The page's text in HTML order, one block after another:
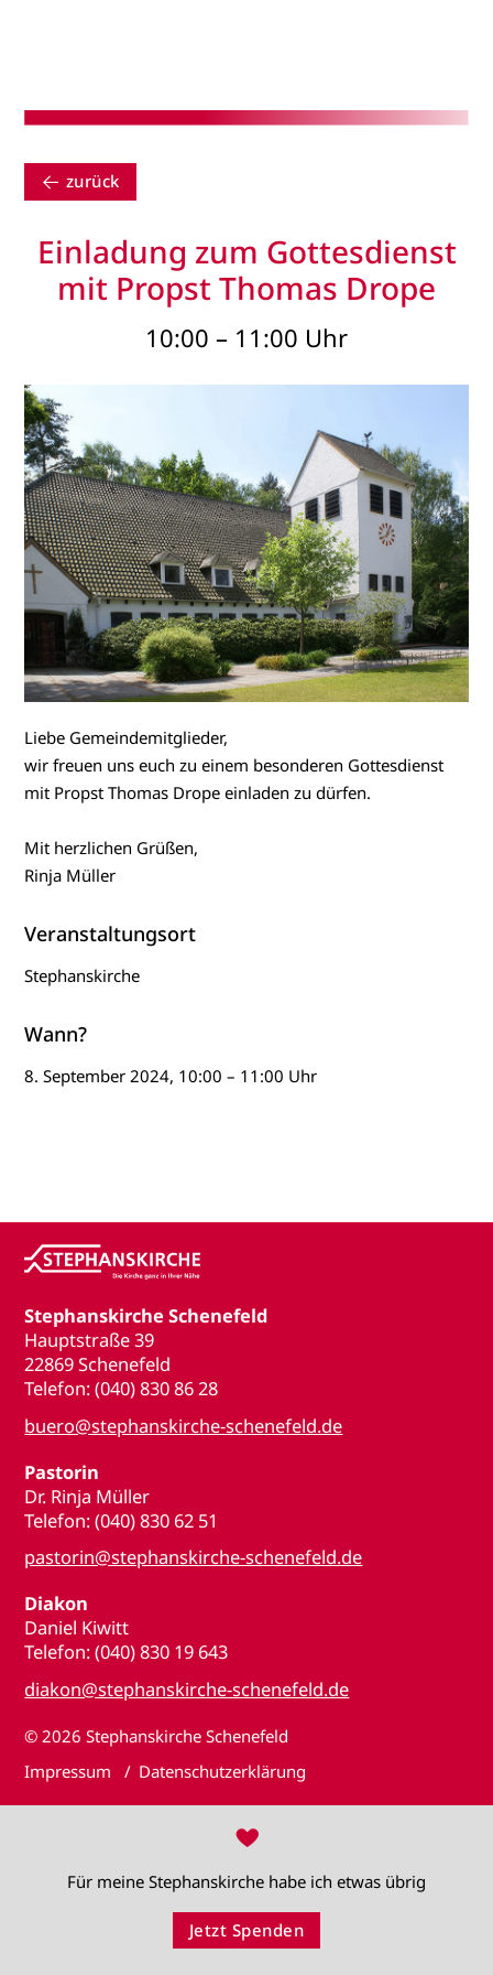
zurück
Einladung zum Gottesdienst
mit Propst Thomas Drope
10:00 – 11:00 Uhr
Liebe Gemeindemitglieder,
wir freuen uns euch zu einem besonderen Gottesdienst
mit Propst Thomas Drope einladen zu dürfen.
Mit herzlichen Grüßen,
Rinja Müller
Veranstaltungsort
Stephanskirche
Wann?
8. September 2024, 10:00 – 11:00 Uhr
Stephanskirche Schenefeld
Hauptstraße 39
22869 Schenefeld
Telefon: (040) 830 86 28
buero@stephanskirche-schenefeld.de
Pastorin
Dr. Rinja Müller
Telefon: (040) 830 62 51
pastorin@stephanskirche-schenefeld.de
Diakon
Daniel Kiwitt
Telefon: (040) 830 19 643
diakon@stephanskirche-schenefeld.de
© 2026 Stephanskirche Schenefeld
Impressum
Datenschutzerklärung
♥
Für meine Stephanskirche habe ich etwas übrig
Jetzt Spenden